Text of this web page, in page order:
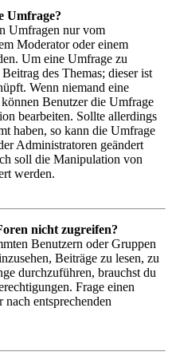
Umfrage?
Umfragen nur vom
Moderator oder einem
Um eine Umfrage zu
des Themas; dieser ist
Wenn niemand eine
Benutzer die Umfrage
bearbeiten. Sollte allerdings
haben, so kann die Umfrage
Administratoren geändert
soll die Manipulation von
werden.
nicht zugreifen?
Benutzern oder Gruppen
Beiträge zu lesen, zu
durchzuführen, brauchst du
Frage einen
entsprechenden